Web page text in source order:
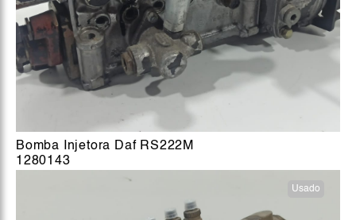
Bomba Injetora Daf RS222M
1280143
Usado